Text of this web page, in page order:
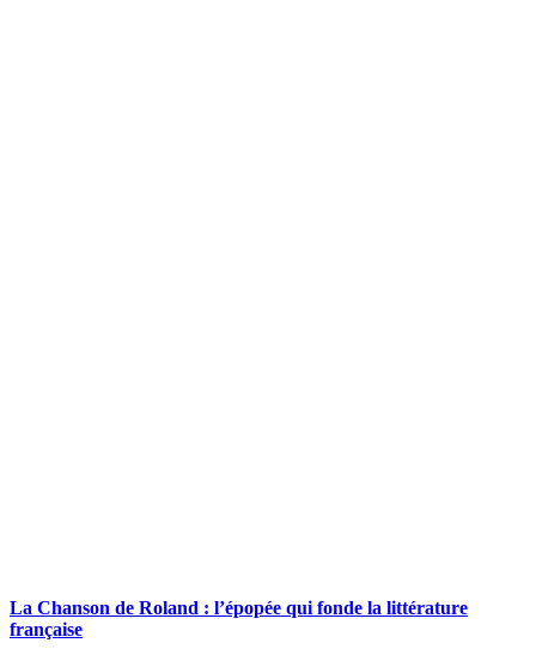
La Chanson de Roland : l’épopée qui fonde la littérature
française